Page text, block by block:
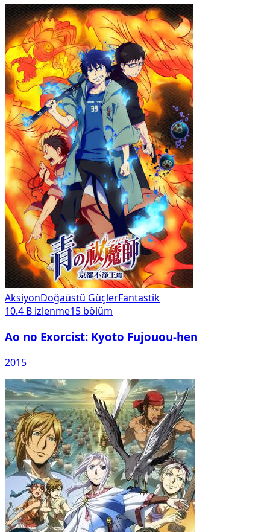
AksiyonDoğaüstü GüçlerFantastik
10.4 B izlenme15 bölüm
Ao no Exorcist: Kyoto Fujouou-hen
2015